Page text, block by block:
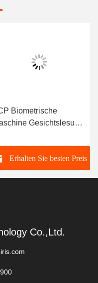
Biometrische
Gesichtslesung
für
Erhalten Sie besten Preis
Co.,Ltd.